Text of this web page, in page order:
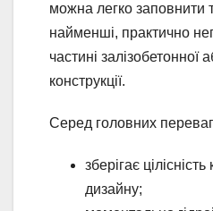
можна легко заповнити
найменші, практично
частині залізобетонної
конструкції.
Серед головних
зберігає
дизайну;